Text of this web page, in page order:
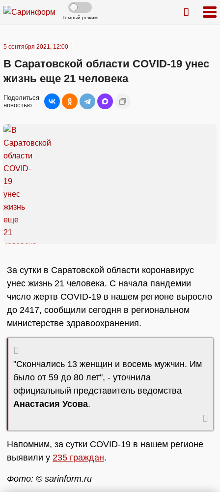
Темный режим
5 сентября 2021, 12:00
В Саратовской области COVID-19 унес
жизнь еще 21 человека
Поделиться
новостью:
За сутки в Саратовской области коронавирус
унес жизнь 21 человека. С начала пандемии
число жертв COVID-19 в нашем регионе выросло
до 2417, сообщили сегодня в региональном
министерстве здравоохранения.
"Скончались 13 женщин и восемь мужчин. Им
было от 59 до 80 лет", - уточнила
официальный представитель ведомства
Анастасия Усова.
Напомним, за сутки COVID-19 в нашем регионе
выявили у 235 граждан.
Фото: © sarinform.ru